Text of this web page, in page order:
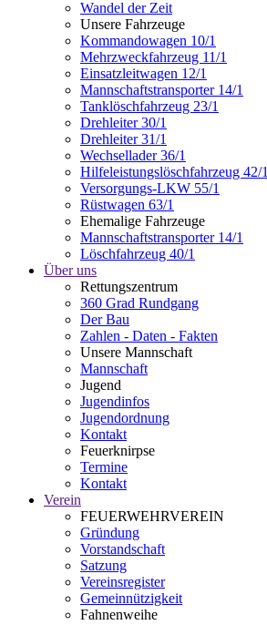
Wandel der Zeit
Unsere Fahrzeuge
Kommandowagen 10/1
Mehrzweckfahrzeug 11/1
Einsatzleitwagen 12/1
Mannschaftstransporter 14/1
Tanklöschfahrzeug 23/1
Drehleiter 30/1
Drehleiter 31/1
Wechsellader 36/1
Hilfeleistungslöschfahrzeug 42/1
Versorgungs-LKW 55/1
Rüstwagen 63/1
Ehemalige Fahrzeuge
Mannschaftstransporter 14/1
Löschfahrzeug 40/1
Über uns
Rettungszentrum
360 Grad Rundgang
Der Bau
Zahlen - Daten - Fakten
Unsere Mannschaft
Mannschaft
Jugend
Jugendinfos
Jugendordnung
Kontakt
Feuerknirpse
Termine
Kontakt
Verein
FEUERWEHRVEREIN
Gründung
Vorstandschaft
Satzung
Vereinsregister
Gemeinnützigkeit
Fahnenweihe